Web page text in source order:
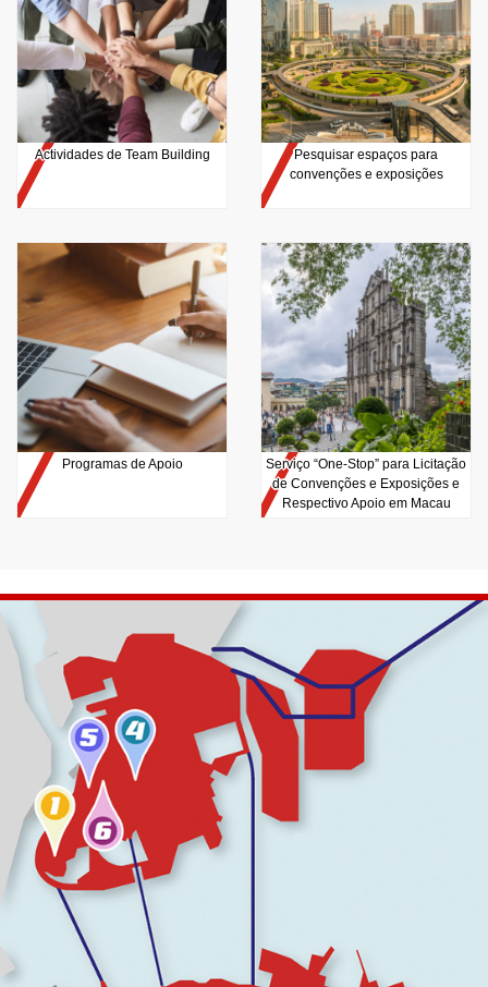
Actividades de Team Building
Pesquisar espaços para
convenções e exposições
Programas de Apoio
Serviço “One-Stop” para Licitação
de Convenções e Exposições e
Respectivo Apoio em Macau